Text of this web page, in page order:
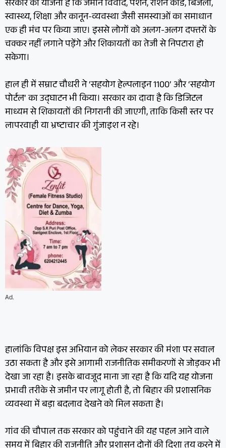
सरकार की योजना है कि जमीन विवाद, पेंशन, राशन कार्ड, बिजली,
स्वास्थ्य, शिक्षा और कानून-व्यवस्था जैसी समस्याओं का समाधान
एक ही मंच पर किया जाए। इससे लोगों को अलग-अलग दफ्तरों के
चक्कर नहीं लगाने पड़ेंगे और शिकायतों का तेजी से निपटारा हो
सकेगा।
हाल ही में सम्राट चौधरी ने ‘सहयोग हेल्पलाइन 1100’ और ‘सहयोग
पोर्टल’ का उद्घाटन भी किया। सरकार का दावा है कि डिजिटल
माध्यम से शिकायतों की निगरानी की जाएगी, ताकि किसी स्तर पर
लापरवाही या भ्रष्टाचार की गुंजाइश न रहे।
Ad.
हालांकि विपक्ष इस अभियान को लेकर सरकार की मंशा पर सवाल
उठा सकता है और इसे आगामी राजनीतिक समीकरणों से जोड़कर भी
देखा जा रहा है। इसके बावजूद माना जा रहा है कि यदि यह योजना
प्रभावी तरीके से जमीन पर लागू होती है, तो बिहार की प्रशासनिक
व्यवस्था में बड़ा बदलाव देखने को मिल सकता है।
गांव की चौपाल तक सरकार को पहुंचाने की यह पहल आने वाले